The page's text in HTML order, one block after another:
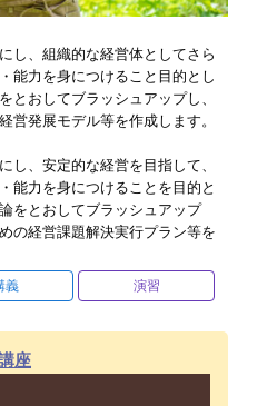
し、組織的な経営体としてさら
能力を身につけること目的とし
とおしてブラッシュアップし、
営発展モデル等を作成します。
し、安定的な経営を目指して、
能力を身につけることを目的と
をとおしてブラッシュアップ
の経営課題解決実行プラン等を
義 演習
座